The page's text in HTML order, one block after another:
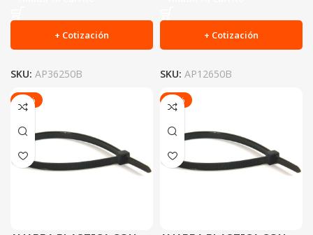
+ Cotización
SKU: AP36250B
+ Cotización
SKU: AP12650B
-20% -68%